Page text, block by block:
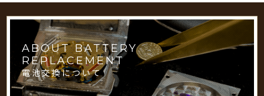
ABOUT BATTERY
REPLACEMENT
電池交換について